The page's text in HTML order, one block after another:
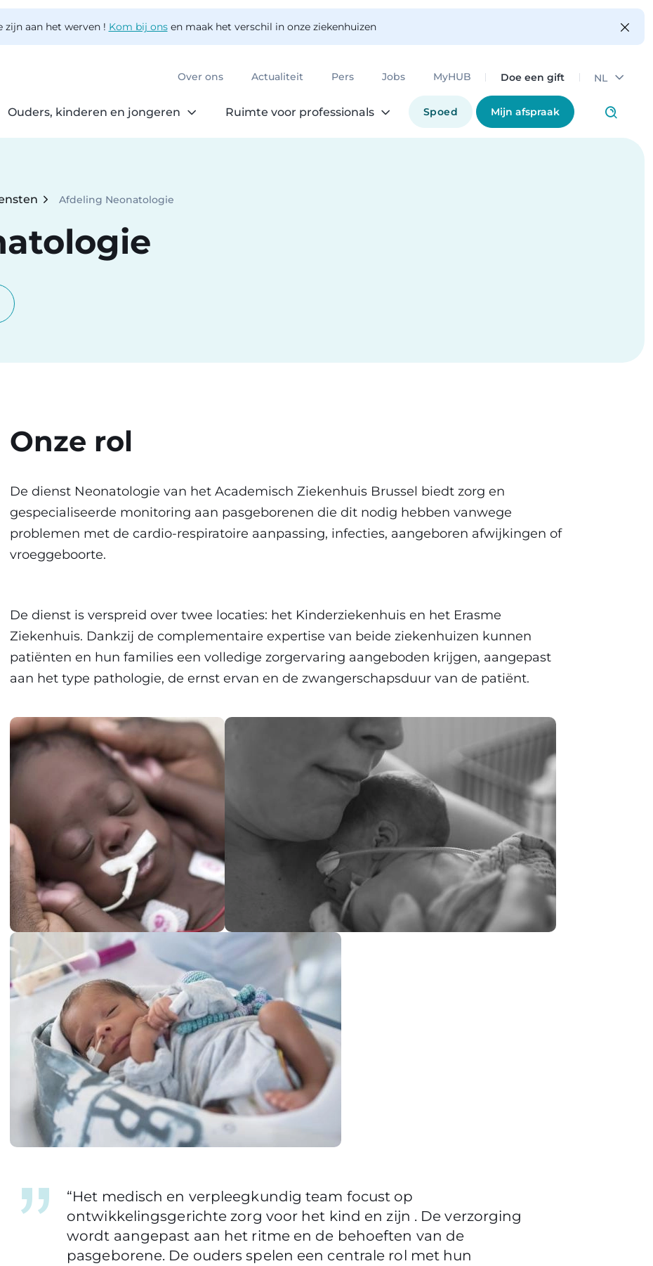
zijn aan het werven ! Kom bij onsen maak het verschil in onze ziekenhuizen
Over ons Actualiteit Pers Jobs MyHUB Doe een gift NL
Ouders, kinderen en jongeren Ruimte voor professionals Spoed Mijn afspraak
Current:
Afdeling Neonatologie
Onze rol
De dienst Neonatologie van het Academisch Ziekenhuis Brussel biedt zorg en
gespecialiseerde monitoring aan pasgeborenen die dit nodig hebben vanwege
problemen met de cardio-respiratoire aanpassing, infecties, aangeboren afwijkingen of
vroeggeboorte.
De dienst is verspreid over twee locaties: het Kinderziekenhuis en het Erasme
Ziekenhuis. Dankzij de complementaire expertise van beide ziekenhuizen kunnen
patiënten en hun families een volledige zorgervaring aangeboden krijgen, aangepast
aan het type pathologie, de ernst ervan en de zwangerschapsduur van de patiënt.
“Het medisch en verpleegkundig team focust op
ontwikkelingsgerichte zorg voor het kind en zijn . De verzorging
wordt aangepast aan het ritme en de behoeften van de
pasgeborene. De ouders spelen een centrale rol met hun